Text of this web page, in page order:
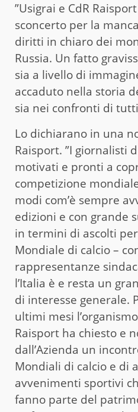
”Usigrai e CdR
sconcerto per la
diritti in chiaro dei
Russia. Un fatto
sia a livello di
accaduto nella storia
sia nei confronti di
Lo dichiarano in una
Raisport. ”I giornalisti
motivati e pronti a
competizione
modi com’è sempre
edizioni e con grande
in termini di ascolti
Mondiale di calcio –
rappresentanze
l’Italia è e resta un
di interesse generale.
ultimi mesi
Raisport ha chiesto e
dall’Azienda un
Mondiali di calcio e di
avvenimenti sportivi
fanno parte del